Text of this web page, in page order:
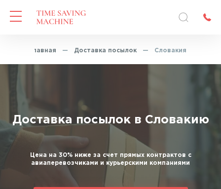
Главная — Доставка посылок — Словакия
Доставка посылок в Словакию
Цена на 30% ниже за счет прямых контрактов с
авиаперевозчиками и курьерскими компаниями